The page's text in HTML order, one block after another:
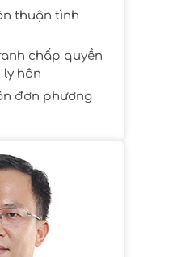
thuận tình
chấp quyền
ly hôn
đơn phương